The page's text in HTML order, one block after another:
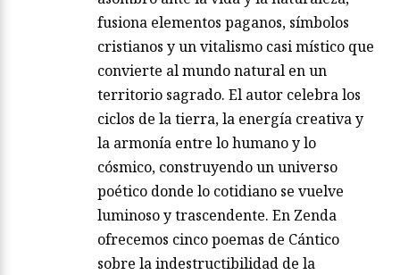
fusiona elementos paganos, símbolos
cristianos y un vitalismo casi místico que
convierte al mundo natural en un
territorio sagrado. El autor celebra los
ciclos de la tierra, la energía creativa y
la armonía entre lo humano y lo
cósmico, construyendo un universo
poético donde lo cotidiano se vuelve
luminoso y trascendente. En Zenda
ofrecemos cinco poemas de Cántico
sobre la indestructibilidad de la